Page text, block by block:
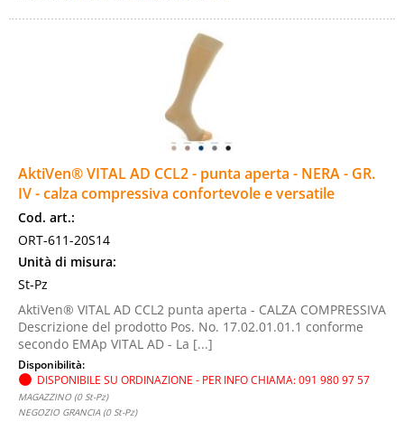
AktiVen® VITAL AD CCL2 - punta aperta - NERA - GR.
IV - calza compressiva confortevole e versatile
Cod. art.:
ORT-611-20S14
Unità di misura:
St-Pz
AktiVen® VITAL AD CCL2 punta aperta - CALZA COMPRESSIVA
Descrizione del prodotto Pos. No. 17.02.01.01.1 conforme
secondo EMAp VITAL AD - La [...]
Disponibilità:
DISPONIBILE SU ORDINAZIONE - PER INFO CHIAMA: 091 980 97 57
MAGAZZINO (0 St-Pz)
NEGOZIO GRANCIA (0 St-Pz)